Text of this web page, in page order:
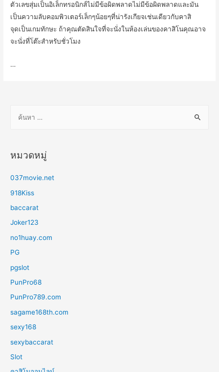
ตัวเลขสุ่มเป็นอิเล็กทรอนิกส์ไม่มีข้อผิดพลาดไม่มีข้อผิดพลาดและมัน
เป็นความลับคอมพิวเตอร์เล็กๆน้อยๆที่น่ารังเกียจเช่นเดียวกับคาสิ
จุดเป็นเกมทักษะ ถ้าคุณตัดสินใจที่จะนั่งในห้องเล่นของคาสิโนคุณอาจ
จะนั่งที่โต๊ะสำหรับชั่วโมง
…
ห
รั
บ
หมวดหมู่
037movie.net
918Kiss
baccarat
Joker123
no1huay.com
PG
pgslot
PunPro68
PunPro789.com
sagame168th.com
sexy168
sexybaccarat
Slot